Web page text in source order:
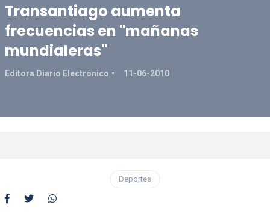
Transantiago aumenta
frecuencias en "mañanas
mundialeras"
Editora Diario Electrónico 11-06-2010
Deportes